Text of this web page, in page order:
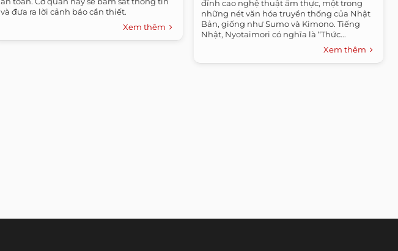
và đưa ra lời cảnh báo cần thiết.
Xem thêm
đỉnh cao nghệ thuật ẩm thực, một trong
những nét văn hóa truyền thống của Nhật
Bản, giống như Sumo và Kimono. Tiếng
Nhật, Nyotaimori có nghĩa là “Thức...
Xem thêm